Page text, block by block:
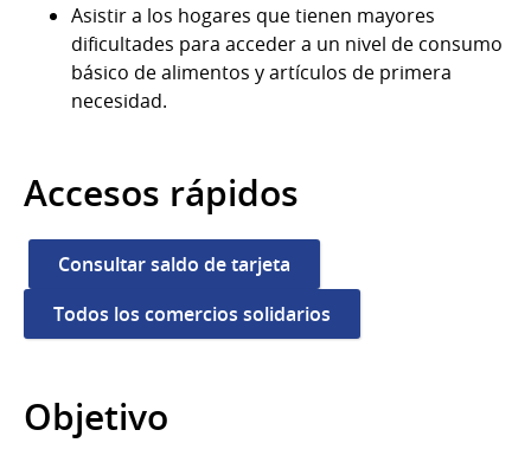
Asistir a los hogares que tienen mayores
dificultades para acceder a un nivel de consumo
básico de alimentos y artículos de primera
necesidad.
Accesos rápidos
Consultar saldo de tarjeta
Todos los comercios solidarios
Objetivo